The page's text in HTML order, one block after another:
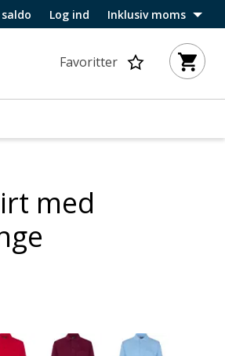
Log ind Inklusiv moms
Favoritter
med